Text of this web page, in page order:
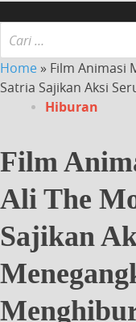
Home » Film Animasi
Satria Sajikan Aksi
Hiburan
Film
Ali The
Sajikan